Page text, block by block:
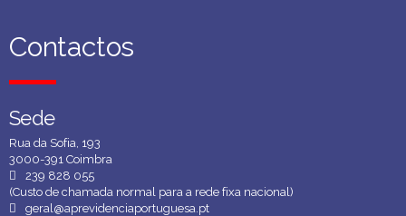
Contactos
Contactos
Sede
Sede
Rua da Sofia, 193
3000-391 Coimbra
239 828 055
(Custo de chamada normal para a rede fixa nacional)
geral@aprevidenciaportuguesa.pt